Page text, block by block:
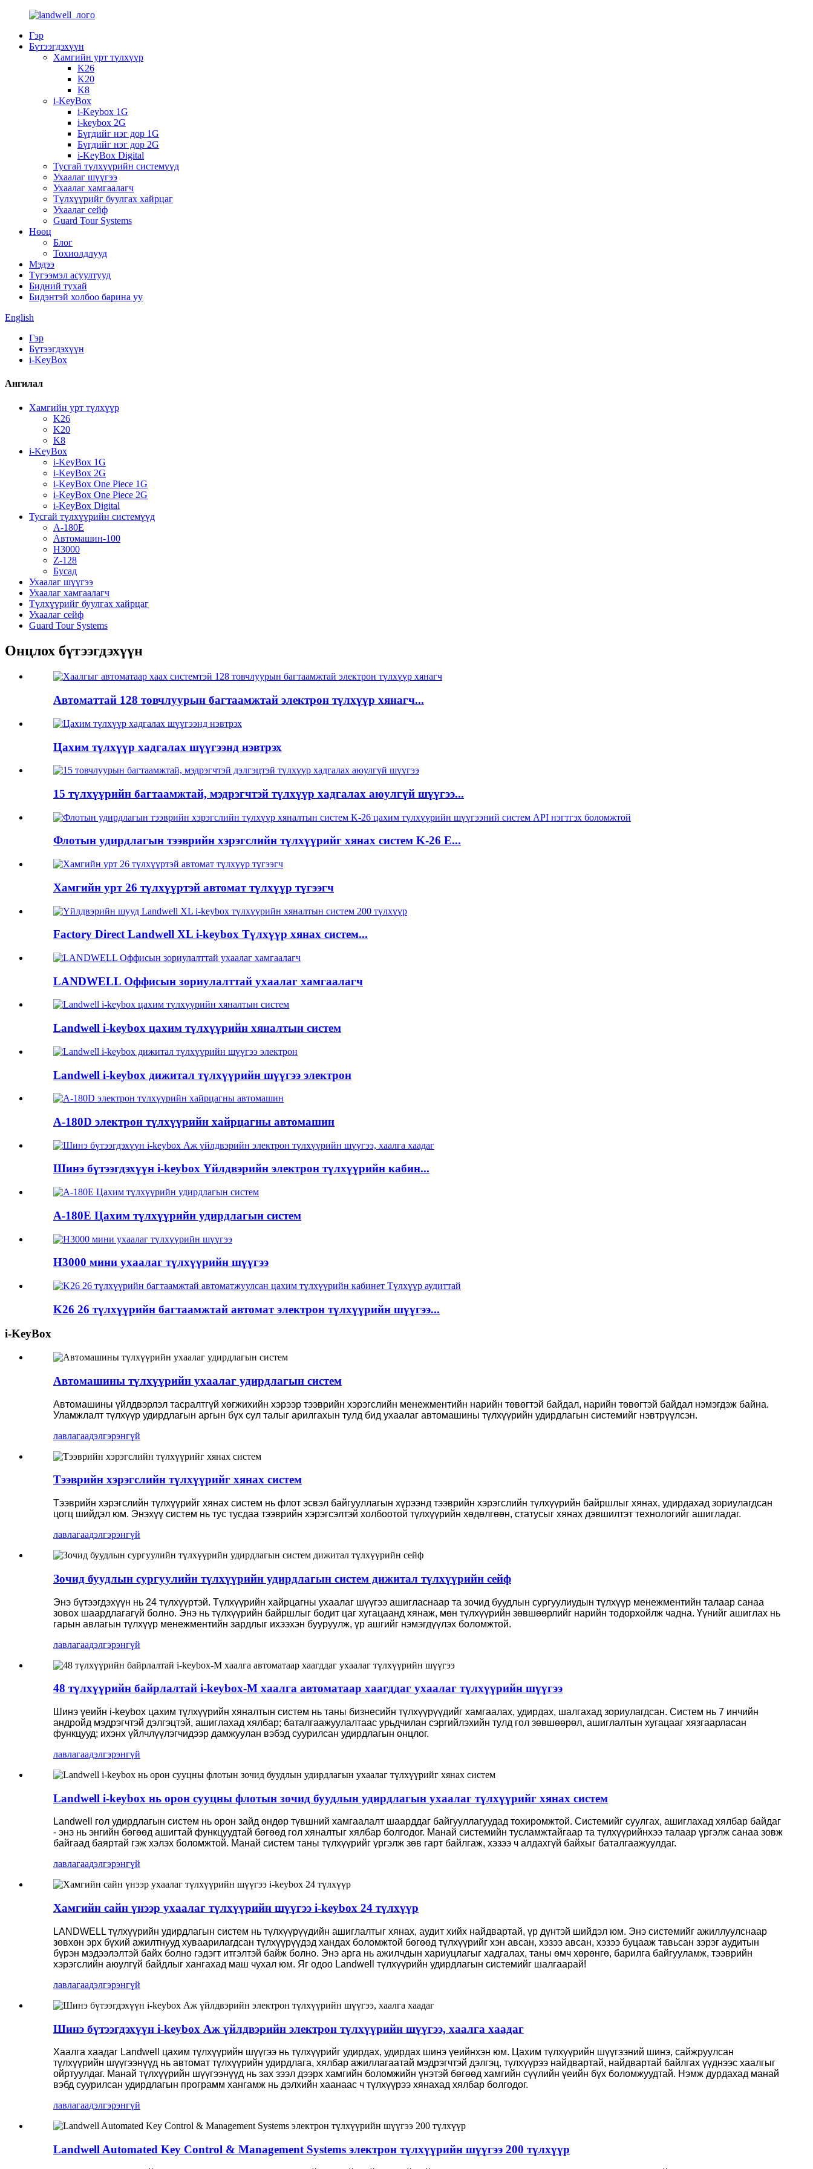
Гэр
Бүтээгдэхүүн
Хамгийн урт түлхүүр
K26
K20
K8
i-KeyBox
i-Keybox 1G
i-keybox 2G
Бүгдийг нэг дор 1G
Бүгдийг нэг дор 2G
i-KeyBox Digital
Тусгай түлхүүрийн системүүд
Ухаалаг шүүгээ
Ухаалаг хамгаалагч
Түлхүүрийг буулгах хайрцаг
Ухаалаг сейф
Guard Tour Systems
Нөөц
Блог
Тохиолдлууд
Мэдээ
Түгээмэл асуултууд
Бидний тухай
Бидэнтэй холбоо барина уу
English
Гэр
Бүтээгдэхүүн
i-KeyBox
Ангилал
Хамгийн урт түлхүүр
K26
K20
K8
i-KeyBox
i-KeyBox 1G
i-KeyBox 2G
i-KeyBox One Piece 1G
i-KeyBox One Piece 2G
i-KeyBox Digital
Тусгай түлхүүрийн системүүд
A-180E
Автомашин-100
H3000
Z-128
Бусад
Ухаалаг шүүгээ
Ухаалаг хамгаалагч
Түлхүүрийг буулгах хайрцаг
Ухаалаг сейф
Guard Tour Systems
Онцлох бүтээгдэхүүн
Автоматтай 128 товчлуурын багтаамжтай электрон түлхүүр хянагч...
Цахим түлхүүр хадгалах шүүгээнд нэвтрэх
15 түлхүүрийн багтаамжтай, мэдрэгчтэй түлхүүр хадгалах аюулгүй шүүгээ...
Флотын удирдлагын тээврийн хэрэгслийн түлхүүрийг хянах систем K-26 E...
Хамгийн урт 26 түлхүүртэй автомат түлхүүр түгээгч
Factory Direct Landwell XL i-keybox Түлхүүр хянах систем...
LANDWELL Оффисын зориулалттай ухаалаг хамгаалагч
Landwell i-keybox цахим түлхүүрийн хяналтын систем
Landwell i-keybox дижитал түлхүүрийн шүүгээ электрон
A-180D электрон түлхүүрийн хайрцагны автомашин
Шинэ бүтээгдэхүүн i-keybox Үйлдвэрийн электрон түлхүүрийн кабин...
A-180E Цахим түлхүүрийн удирдлагын систем
H3000 мини ухаалаг түлхүүрийн шүүгээ
K26 26 түлхүүрийн багтаамжтай автомат электрон түлхүүрийн шүүгээ...
i-KeyBox
Автомашины түлхүүрийн ухаалаг удирдлагын систем
Автомашины үйлдвэрлэл тасралтгүй хөгжихийн хэрээр тээврийн хэрэгслийн менежментийн нарийн төвөгтэй байдал, нарийн төвөгтэй байдал нэмэгдэж байна.
Уламжлалт түлхүүр удирдлагын аргын бүх сул талыг арилгахын тулд бид ухаалаг автомашины түлхүүрийн удирдлагын системийг нэвтрүүлсэн.
лавлагаадэлгэрэнгүй
Тээврийн хэрэгслийн түлхүүрийг хянах систем
Тээврийн хэрэгслийн түлхүүрийг хянах систем нь флот эсвэл байгууллагын хүрээнд тээврийн хэрэгслийн түлхүүрийн байршлыг хянах, удирдахад зориулагдсан
цогц шийдэл юм. Энэхүү систем нь тус тусдаа тээврийн хэрэгсэлтэй холбоотой түлхүүрийн хөдөлгөөн, статусыг хянах дэвшилтэт технологийг ашигладаг.
лавлагаадэлгэрэнгүй
Зочид буудлын сургуулийн түлхүүрийн удирдлагын систем дижитал түлхүүрийн сейф
Энэ бүтээгдэхүүн нь 24 түлхүүртэй. Түлхүүрийн хайрцагны ухаалаг шүүгээ ашигласнаар та зочид буудлын сургуулиудын түлхүүр менежментийн талаар санаа
зовох шаардлагагүй болно. Энэ нь түлхүүрийн байршлыг бодит цаг хугацаанд хянаж, мөн түлхүүрийн зөвшөөрлийг нарийн тодорхойлж чадна. Үүнийг ашиглах нь
гарын авлагын түлхүүр менежментийн зардлыг ихээхэн бууруулж, үр ашгийг нэмэгдүүлэх боломжтой.
лавлагаадэлгэрэнгүй
48 түлхүүрийн байрлалтай i-keybox-M хаалга автоматаар хаагддаг ухаалаг түлхүүрийн шүүгээ
Шинэ үеийн i-keybox цахим түлхүүрийн хяналтын систем нь таны бизнесийн түлхүүрүүдийг хамгаалах, удирдах, шалгахад зориулагдсан. Систем нь 7 инчийн
андройд мэдрэгчтэй дэлгэцтэй, ашиглахад хялбар; баталгаажуулалтаас урьдчилан сэргийлэхийн тулд гол зөвшөөрөл, ашиглалтын хугацааг хязгаарласан
функцууд; ихэнх үйлчлүүлэгчидээр дамжуулан вэбэд суурилсан удирдлагын онцлог.
лавлагаадэлгэрэнгүй
Landwell i-keybox нь орон сууцны флотын зочид буудлын удирдлагын ухаалаг түлхүүрийг хянах систем
Landwell гол удирдлагын систем нь орон зайд өндөр түвшний хамгаалалт шаарддаг байгууллагуудад тохиромжтой. Системийг суулгах, ашиглахад хялбар байдаг
- энэ нь энгийн бөгөөд ашигтай функцуудтай бөгөөд гол хяналтыг хялбар болгодог. Манай системийн тусламжтайгаар та түлхүүрийнхээ талаар үргэлж санаа зовж
байгаад баяртай гэж хэлэх боломжтой. Манай систем таны түлхүүрийг үргэлж зөв гарт байлгаж, хэзээ ч алдахгүй байхыг баталгаажуулдаг.
лавлагаадэлгэрэнгүй
Хамгийн сайн үнээр ухаалаг түлхүүрийн шүүгээ i-keybox 24 түлхүүр
LANDWELL түлхүүрийн удирдлагын систем нь түлхүүрүүдийн ашиглалтыг хянах, аудит хийх найдвартай, үр дүнтэй шийдэл юм. Энэ системийг ажиллуулснаар
зөвхөн эрх бүхий ажилтнууд хуваарилагдсан түлхүүрүүдэд хандах боломжтой бөгөөд түлхүүрийг хэн авсан, хэзээ авсан, хэзээ буцааж тавьсан зэрэг аудитын
бүрэн мэдээлэлтэй байх болно гэдэгт итгэлтэй байж болно. Энэ арга нь ажилчдын хариуцлагыг хадгалах, таны өмч хөрөнгө, барилга байгууламж, тээврийн
хэрэгслийн аюулгүй байдлыг хангахад маш чухал юм. Яг одоо Landwell түлхүүрийн удирдлагын системийг шалгаарай!
лавлагаадэлгэрэнгүй
Шинэ бүтээгдэхүүн i-keybox Аж үйлдвэрийн электрон түлхүүрийн шүүгээ, хаалга хаадаг
Хаалга хаадаг Landwell цахим түлхүүрийн шүүгээ нь түлхүүрийг удирдах, удирдах шинэ үеийнхэн юм. Цахим түлхүүрийн шүүгээний шинэ, сайжруулсан
түлхүүрийн шүүгээнүүд нь автомат түлхүүрийн удирдлага, хялбар ажиллагаатай мэдрэгчтэй дэлгэц, түлхүүрээ найдвартай, найдвартай байлгах үүднээс хаалгыг
ойртуулдаг. Манай түлхүүрийн шүүгээнүүд нь зах зээл дээрх хамгийн боломжийн үнэтэй бөгөөд хамгийн сүүлийн үеийн бүх боломжуудтай. Нэмж дурдахад манай
вэбд суурилсан удирдлагын программ хангамж нь дэлхийн хаанаас ч түлхүүрээ хянахад хялбар болгодог.
лавлагаадэлгэрэнгүй
Landwell Automated Key Control & Management Systems электрон түлхүүрийн шүүгээ 200 түлхүүр